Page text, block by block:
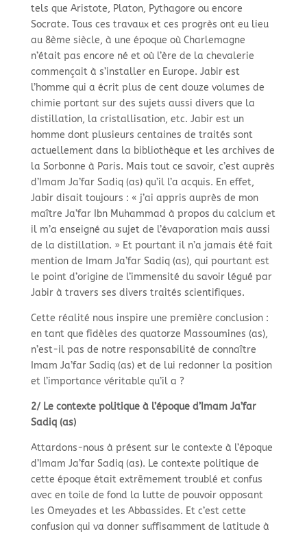
tels que Aristote, Platon, Pythagore ou encore
Socrate. Tous ces travaux et ces progrès ont eu lieu
au 8ème siècle, à une époque où Charlemagne
n’était pas encore né et où l’ère de la chevalerie
commençait à s’installer en Europe. Jabir est
l’homme qui a écrit plus de cent douze volumes de
chimie portant sur des sujets aussi divers que la
distillation, la cristallisation, etc. Jabir est un
homme dont plusieurs centaines de traités sont
actuellement dans la bibliothèque et les archives de
la Sorbonne à Paris. Mais tout ce savoir, c’est auprès
d’Imam Ja’far Sadiq (as) qu’il l’a acquis. En effet,
Jabir disait toujours : « j’ai appris auprès de mon
maître Ja’far Ibn Muhammad à propos du calcium et
il m’a enseigné au sujet de l’évaporation mais aussi
de la distillation. » Et pourtant il n’a jamais été fait
mention de Imam Ja’far Sadiq (as), qui pourtant est
le point d’origine de l’immensité du savoir légué par
Jabir à travers ses divers traités scientifiques.
Cette réalité nous inspire une première conclusion :
en tant que fidèles des quatorze Massoumines (as),
n’est-il pas de notre responsabilité de connaître
Imam Ja’far Sadiq (as) et de lui redonner la position
et l’importance véritable qu’il a ?
2/ Le contexte politique à l’époque d’Imam Ja’far
Sadiq (as)
Attardons-nous à présent sur le contexte à l’époque
d’Imam Ja’far Sadiq (as). Le contexte politique de
cette époque était extrêmement troublé et confus
avec en toile de fond la lutte de pouvoir opposant
les Omeyades et les Abbassides. Et c’est cette
confusion qui va donner suffisamment de latitude à